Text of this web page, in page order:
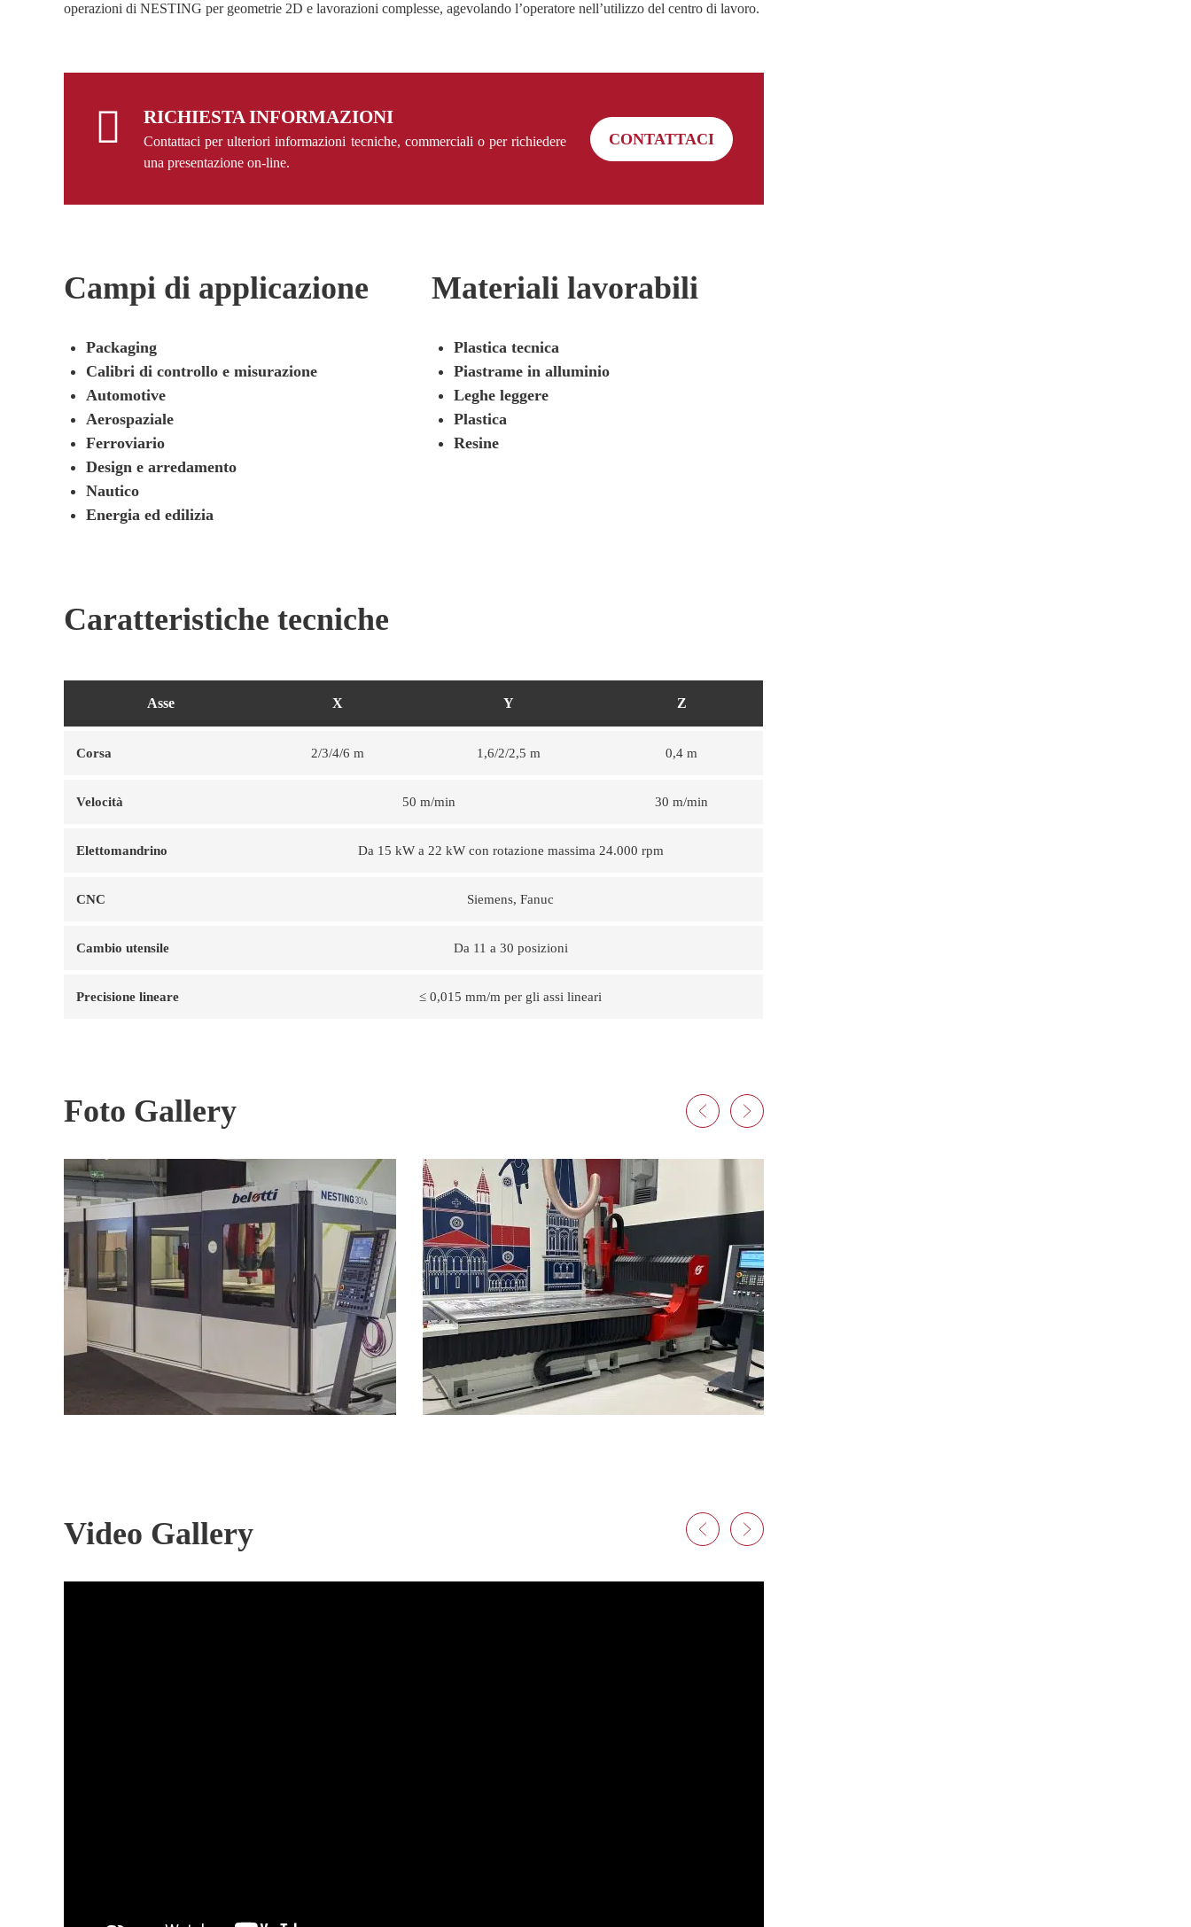
operazioni di NESTING per geometrie 2D e lavorazioni complesse, agevolando l’operatore nell’utilizzo del centro di lavoro.
RICHIESTA INFORMAZIONI
Contattaci per ulteriori informazioni tecniche, commerciali o per richiedere
una presentazione on-line.
CONTATTACI
Campi di applicazione
Packaging
Calibri di controllo e misurazione
Automotive
Aerospaziale
Ferroviario
Design e arredamento
Nautico
Energia ed edilizia
Materiali lavorabili
Plastica tecnica
Piastrame in alluminio
Leghe leggere
Plastica
Resine
Caratteristiche tecniche
Asse X Y Z
Corsa 2/3/4/6 m 1,6/2/2,5 m 0,4 m
Velocità 50 m/min 30 m/min
Elettomandrino Da 15 kW a 22 kW con rotazione massima 24.000 rpm
CNC Siemens, Fanuc
Cambio utensile Da 11 a 30 posizioni
Precisione lineare ≤ 0,015 mm/m per gli assi lineari
Foto Gallery
Video Gallery